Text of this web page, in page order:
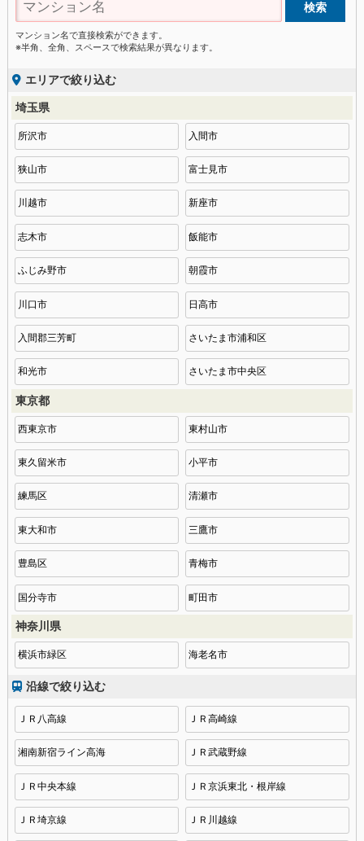
マンション名で直接検索ができます。
※半角、全角、スペースで検索結果が異なります。
エリアで絞り込む
埼玉県
所沢市 入間市
狭山市 富士見市
川越市 新座市
志木市 飯能市
ふじみ野市 朝霞市
川口市 日高市
入間郡三芳町 さいたま市浦和区
和光市 さいたま市中央区
東京都
西東京市 東村山市
東久留米市 小平市
練馬区 清瀬市
東大和市 三鷹市
豊島区 青梅市
国分寺市 町田市
神奈川県
横浜市緑区 海老名市
沿線で絞り込む
ＪＲ八高線 ＪＲ高崎線
湘南新宿ライン高海 ＪＲ武蔵野線
ＪＲ中央本線 ＪＲ京浜東北・根岸線
ＪＲ埼京線 ＪＲ川越線